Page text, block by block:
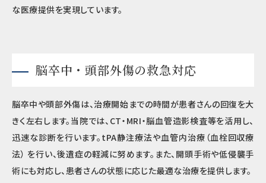
な医療提供を実現しています。
脳卒中・頭部外傷の救急対応
脳卒中や頭部外傷は、治療開始までの時間が患者さんの回復を大
きく左右します。当院では、CT・MRI・脳血管造影検査等を活用し、
迅速な診断を行います。tPA静注療法や血管内治療（血栓回収療
法） を行い、後遺症の軽減に努めます。また、開頭手術や低侵襲手
術にも対応し、患者さんの状態に応じた最適な治療を提供します。